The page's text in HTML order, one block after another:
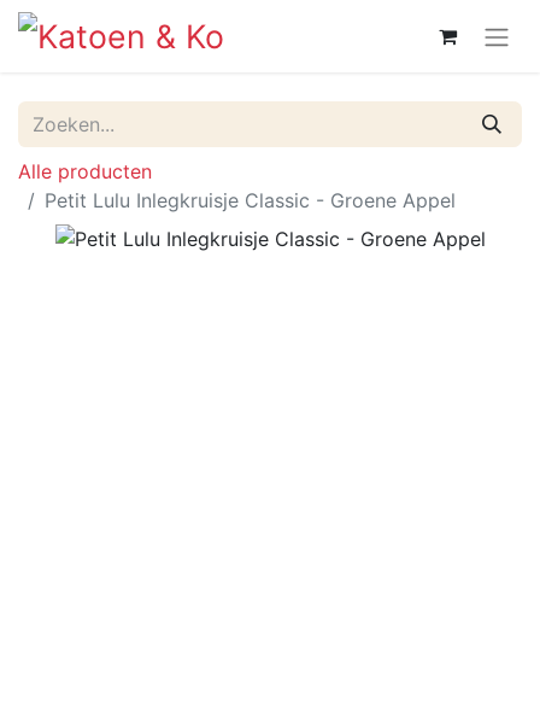
Alle producten
Petit Lulu Inlegkruisje Classic - Groene Appel